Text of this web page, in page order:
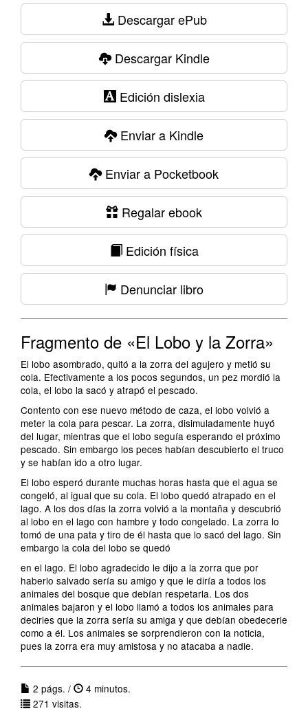
Descargar ePub
Descargar Kindle
Edición dislexia
Enviar a Kindle
Enviar a Pocketbook
Regalar ebook
Edición física
Denunciar libro
Fragmento de «El Lobo y la Zorra»
El lobo asombrado, quitó a la zorra del agujero y metió su
cola. Efectivamente a los pocos segundos, un pez mordió la
cola, el lobo la sacó y atrapó el pescado.
Contento con ese nuevo método de caza, el lobo volvió a
meter la cola para pescar. La zorra, disimuladamente huyó
del lugar, mientras que el lobo seguía esperando el próximo
pescado. Sin embargo los peces habían descubierto el truco
y se habían ido a otro lugar.
El lobo esperó durante muchas horas hasta que el agua se
congeló, al igual que su cola. El lobo quedó atrapado en el
lago. A los dos días la zorra volvió a la montaña y descubrió
al lobo en el lago con hambre y todo congelado. La zorra lo
tomó de una pata y tiro de él hasta que lo sacó del lago. Sin
embargo la cola del lobo se quedó
en el lago. El lobo agradecido le dijo a la zorra que por
haberlo salvado sería su amigo y que le diría a todos los
animales del bosque que debían respetarla. Los dos
animales bajaron y el lobo llamó a todos los animales para
decirles que la zorra sería su amiga y que debían obedecerle
como a él. Los animales se sorprendieron con la noticia,
pues la zorra era muy amistosa y no atacaba a nadie.
2 págs. /
4 minutos.
271 visitas.